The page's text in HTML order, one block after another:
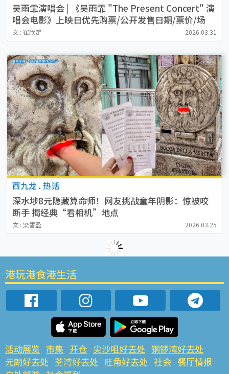
吴雨霏演唱会 | 《吴雨霏 "The Present Concert" 演
唱会电影》上映日优先购票/公开发售日期/票价/场
地/座位表一览
文 : 崔欣定 2026.03.31
西九龙 . 热话
深水埗8元隐藏算命师！网友挑战童年阴影：惊被咬
断手 揭经典“看相机”地点
文 : 梁雪盈 2026.03.25
港玩港食港生活
活动展览 市集 开仓 尖沙咀好去处 铜锣湾好去处
元朗好去处 荃湾好去处 旺角好去处 社会 餐厅情报